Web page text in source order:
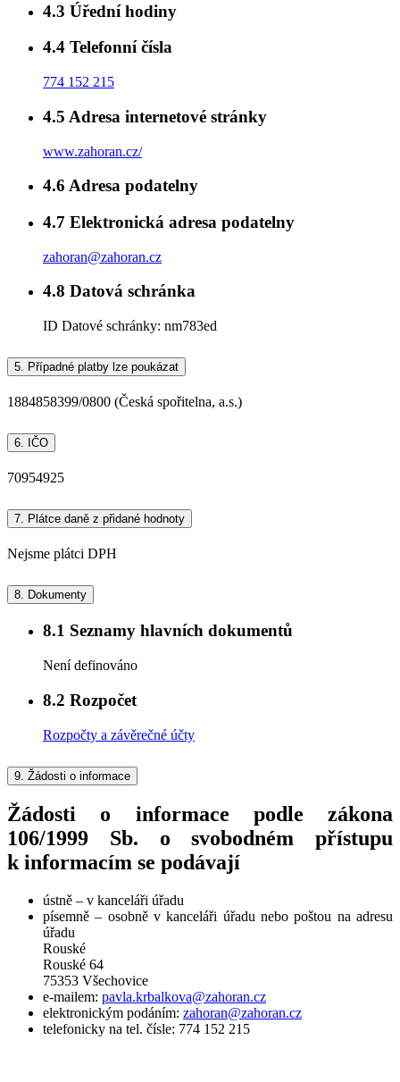
4.3 Úřední hodiny
4.4 Telefonní čísla
774 152 215
4.5 Adresa internetové stránky
www.zahoran.cz/
4.6 Adresa podatelny
4.7 Elektronická adresa podatelny
zahoran@zahoran.cz
4.8 Datová schránka
ID Datové schránky: nm783ed
5. Případné platby lze poukázat
1884858399/0800 (Česká spořitelna, a.s.)
6. IČO
70954925
7. Plátce daně z přidané hodnoty
Nejsme plátci DPH
8. Dokumenty
8.1 Seznamy hlavních dokumentů
Není definováno
8.2 Rozpočet
Rozpočty a závěrečné účty
9. Žádosti o informace
Žádosti o informace podle zákona
106/1999 Sb. o svobodném přístupu
k informacím se podávají
ústně – v kanceláři úřadu
písemně – osobně v kanceláři úřadu nebo poštou na adresu
úřadu
Rouské
Rouské 64
75353 Všechovice
e-mailem: pavla.krbalkova@zahoran.cz
elektronickým podáním: zahoran@zahoran.cz
telefonicky na tel. čísle: 774 152 215